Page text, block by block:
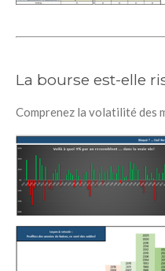
La bourse est-elle
Comprenez la volatilité des